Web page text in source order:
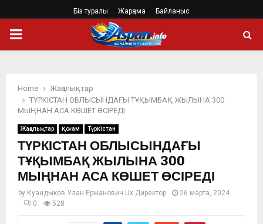
Біз туралы Жарңама Байланыс
PRIMARY
Home
Жаңалықтар
ТҮРКІСТАН ОБЛЫСЫНДАҒЫ ТҰҚЫМБАҚ ЖЫЛЫНА 300
МЫҢНАН АСА КӨШЕТ ӨСІРЕДІ
Жаңалықтар Қоғам Түркістан
ТҮРКІСТАН ОБЛЫСЫНДАҒЫ
ТҰҚЫМБАҚ ЖЫЛЫНА 300
МЫҢНАН АСА КӨШЕТ ӨСІРЕДІ
by Куандыков Улан Ержанович Ux Директор
26 марта, 2024
0
528